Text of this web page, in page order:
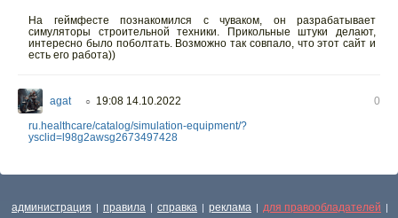
На геймфесте познакомился с чуваком, он разрабатывает
симуляторы строительной техники. Прикольные штуки делают,
интересно было поболтать. Возможно так совпало, что этот сайт и
есть его работа))
agat ○ 19:08 14.10.2022
0
ru.healthcare/catalog/simulation-equipment/?
ysclid=l98g2awsg2673497428
администрация | правила | справка | реклама | для правообладателей |